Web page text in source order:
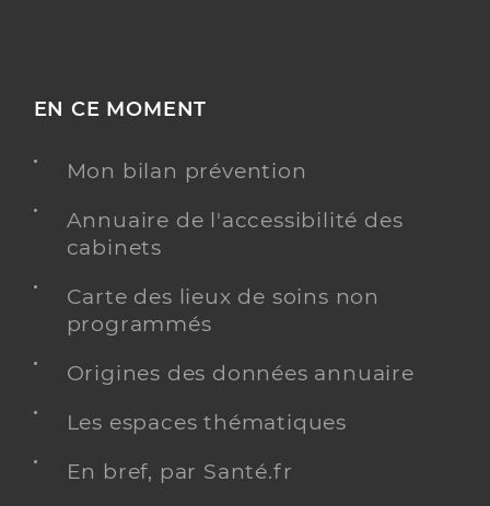
EN CE MOMENT
Mon bilan prévention
Annuaire de l'accessibilité des
cabinets
Carte des lieux de soins non
programmés
Origines des données annuaire
Les espaces thématiques
En bref, par Santé.fr